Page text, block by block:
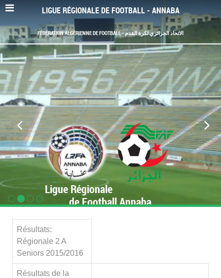
LIGUE RÉGIONALE DE FOOTBALL - ANNABA
FÉDÉRATION ALGÉRIENNE DE FOOTBALL - الاتحاد الجزائري لكرة القدم
Ligue Régionale
de Football Annaba
Résultats:
Régionale 2 A
Seniors 2015/2016
Résultats de la